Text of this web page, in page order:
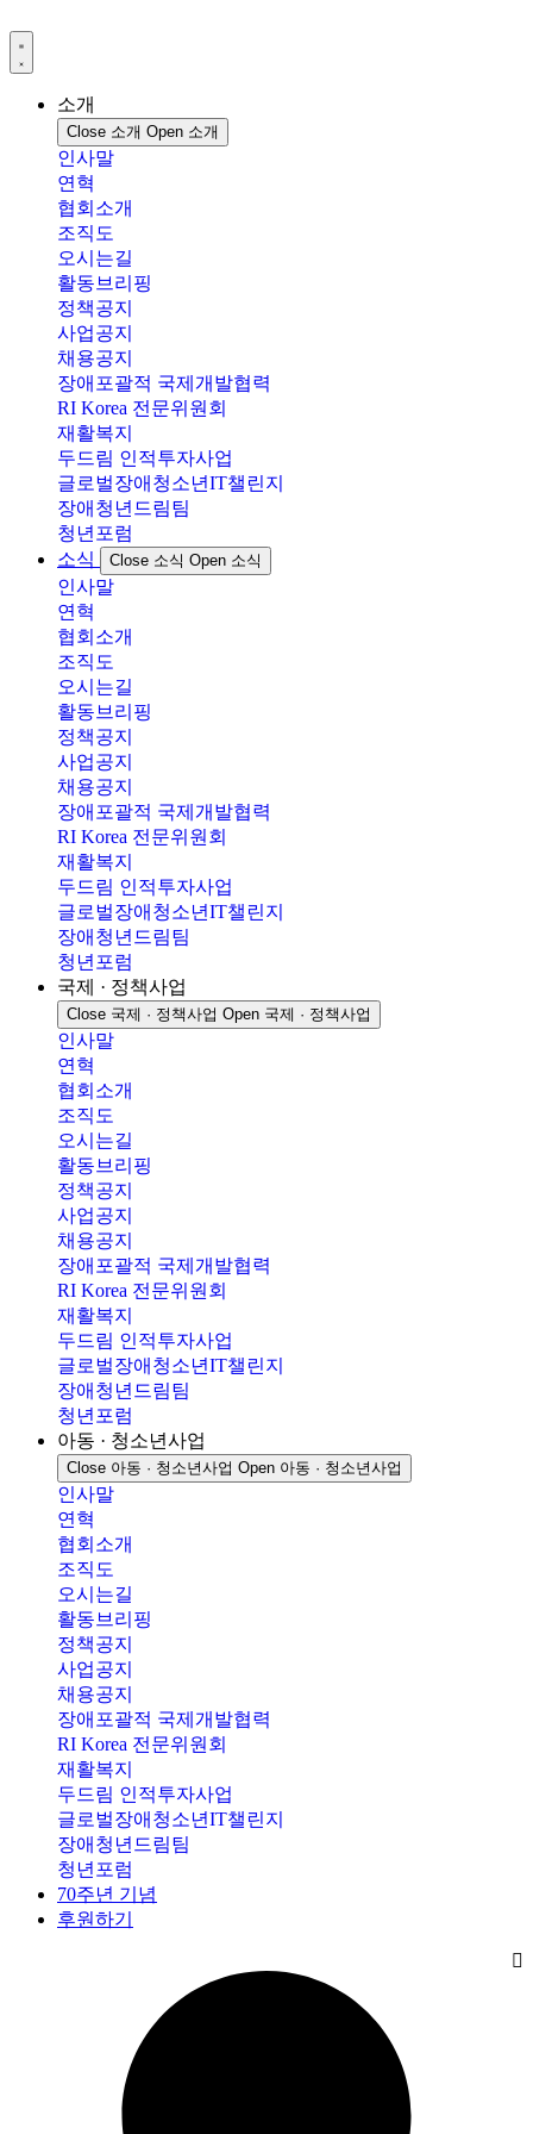
텐
츠
소개
Close 소개 Open 소개
인사말
연혁
협회소개
조직도
오시는길
활동브리핑
정책공지
사업공지
채용공지
장애포괄적 국제개발협력
RI Korea 전문위원회
재활복지
두드림 인적투자사업
글로벌장애청소년IT챌린지
장애청년드림팀
청년포럼
소식
Close 소식 Open 소식
인사말
연혁
협회소개
조직도
오시는길
활동브리핑
정책공지
사업공지
채용공지
장애포괄적 국제개발협력
RI Korea 전문위원회
재활복지
두드림 인적투자사업
글로벌장애청소년IT챌린지
장애청년드림팀
청년포럼
국제 · 정책사업
Close 국제 · 정책사업 Open 국제 · 정책사업
인사말
연혁
협회소개
조직도
오시는길
활동브리핑
정책공지
사업공지
채용공지
장애포괄적 국제개발협력
RI Korea 전문위원회
재활복지
두드림 인적투자사업
글로벌장애청소년IT챌린지
장애청년드림팀
청년포럼
아동 · 청소년사업
Close 아동 · 청소년사업 Open 아동 · 청소년사업
인사말
연혁
협회소개
조직도
오시는길
활동브리핑
정책공지
사업공지
채용공지
장애포괄적 국제개발협력
RI Korea 전문위원회
재활복지
두드림 인적투자사업
글로벌장애청소년IT챌린지
장애청년드림팀
청년포럼
70주년 기념
후원하기